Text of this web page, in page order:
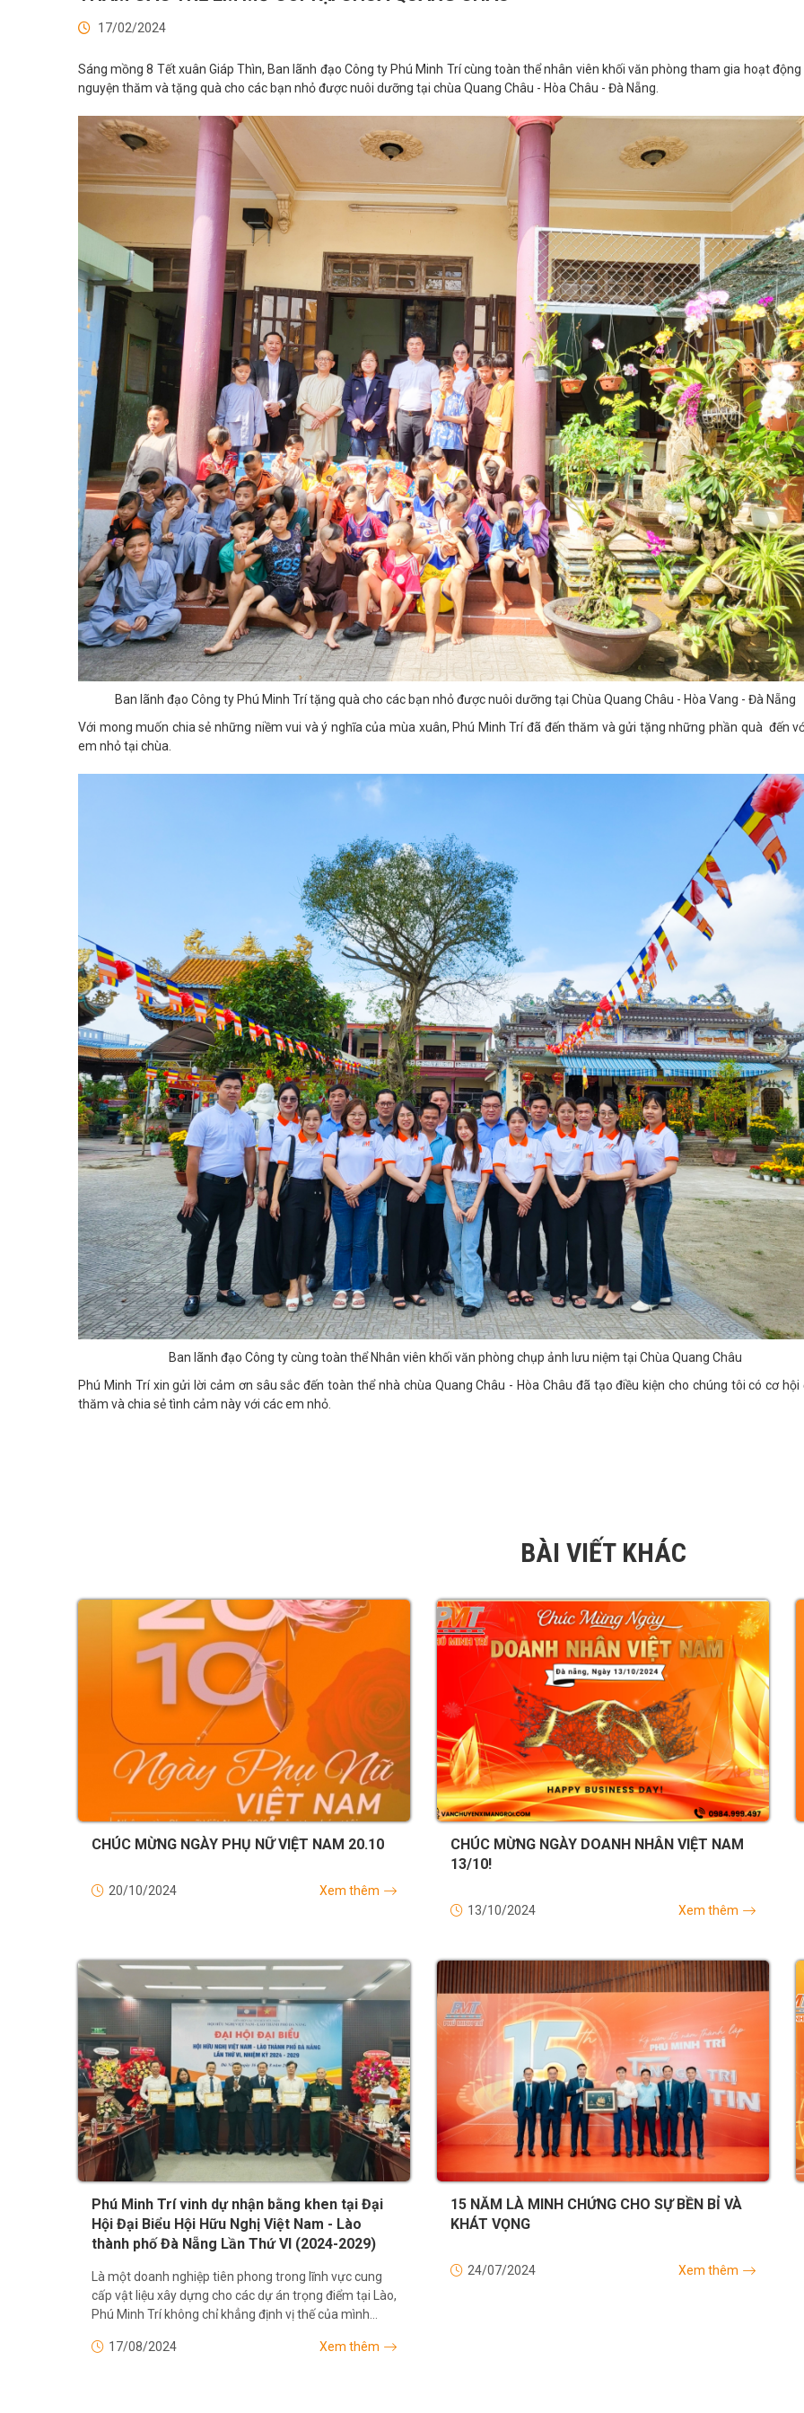
17/02/2024
Sáng mồng 8 Tết xuân Giáp Thìn, Ban lãnh đạo Công ty Phú Minh Trí cùng toàn thể nhân viên khối văn phòng tham gia hoạt động
nguyện thăm và tặng quà cho các bạn nhỏ được nuôi dưỡng tại chùa Quang Châu - Hòa Châu - Đà Nẵng.
Ban lãnh đạo Công ty Phú Minh Trí tặng quà cho các bạn nhỏ được nuôi dưỡng tại Chùa Quang Châu - Hòa Vang - Đà Nẵng
Với mong muốn chia sẻ những niềm vui và ý nghĩa của mùa xuân, Phú Minh Trí đã đến thăm và gửi tặng những phần quà đến
em nhỏ tại chùa.
Ban lãnh đạo Công ty cùng toàn thể Nhân viên khối văn phòng chụp ảnh lưu niệm tại Chùa Quang Châu
Phú Minh Trí xin gửi lời cảm ơn sâu sắc đến toàn thể nhà chùa Quang Châu - Hòa Châu đã tạo điều kiện cho chúng tôi có cơ hội
thăm và chia sẻ tình cảm này với các em nhỏ.
BÀI VIẾT KHÁC
CHÚC MỪNG NGÀY PHỤ NỮ VIỆT NAM 20.10
20/10/2024 Xem thêm
CHÚC MỪNG NGÀY DOANH NHÂN VIỆT NAM
13/10!
13/10/2024 Xem thêm
Phú Minh Trí vinh dự nhận bằng khen tại Đại
Hội Đại Biểu Hội Hữu Nghị Việt Nam - Lào
thành phố Đà Nẵng Lần Thứ VI (2024-2029)
Là một doanh nghiệp tiên phong trong lĩnh vực cung
cấp vật liệu xây dựng cho các dự án trọng điểm tại Lào,
Phú Minh Trí không chỉ khẳng định vị thế của mình
17/08/2024
Xem thêm
15 NĂM LÀ MINH CHỨNG CHO SỰ BỀN BỈ VÀ
KHÁT VỌNG
24/07/2024 Xem thêm